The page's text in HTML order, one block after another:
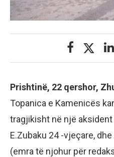
Prishtinë, 22 qershor,
Topanica e Kamenicës
tragjikisht në një aksident
E.Zubaku 24 -vjeçare,
(emra të njohur për